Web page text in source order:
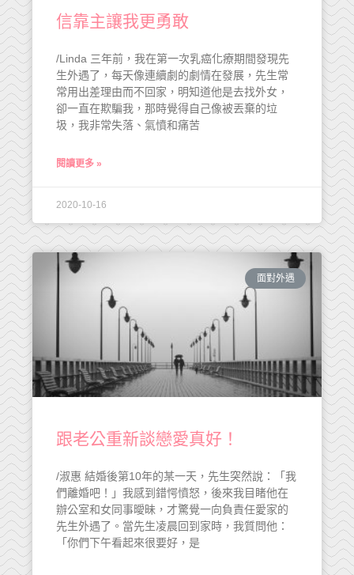
信靠主讓我更勇敢
/Linda 三年前，我在第一次乳癌化療期間發現先
生外遇了，每天像連續劇的劇情在發展，先生常
常用出差理由而不回家，明知道他是去找外女，
卻一直在欺騙我，那時覺得自己像被丟棄的垃
圾，我非常失落、氣憤和痛苦
閱讀更多 »
2020-10-16
面對外遇
跟老公重新談戀愛真好！
/淑惠 結婚後第10年的某一天，先生突然說：「我
們離婚吧！」我感到錯愕憤怒，後來我目睹他在
辦公室和女同事曖昧，才驚覺一向負責任愛家的
先生外遇了。當先生凌晨回到家時，我質問他：
「你們下午看起來很要好，是